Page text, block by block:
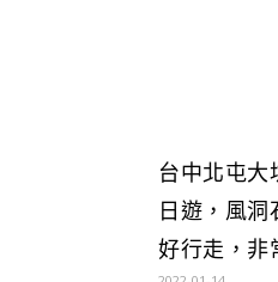
台中北屯
日遊，風
好行走，非